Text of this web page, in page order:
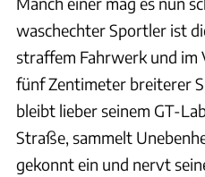
waschechter Sportler ist
straffem Fahrwerk und im
fünf Zentimeter breiterer
bleibt lieber seinem GT-
Straße, sammelt
gekonnt ein und nervt